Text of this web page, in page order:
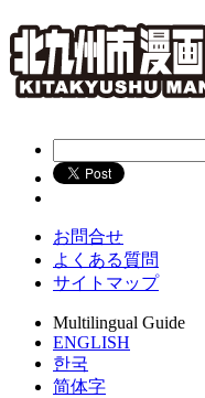
お問合せ
よくある質問
サイトマップ
Multilingual Guide
ENGLISH
한국
简体字